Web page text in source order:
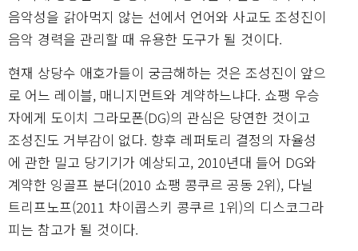
음악성을 갉아먹지 않는 선에서 언어와 사교도 조성진이
음악 경력을 관리할 때 유용한 도구가 될 것이다.
현재 상당수 애호가들이 궁금해하는 것은 조성진이 앞으
로 어느 레이블, 매니지먼트와 계약하느냐다. 쇼팽 우승
자에게 도이치 그라모폰(DG)의 관심은 당연한 것이고
조성진도 거부감이 없다. 향후 레퍼토리 결정의 자율성
에 관한 밀고 당기기가 예상되고, 2010년대 들어 DG와
계약한 잉골프 분더(2010 쇼팽 콩쿠르 공동 2위), 다닐
트리프노프(2011 차이콥스키 콩쿠르 1위)의 디스코그라
피는 참고가 될 것이다.